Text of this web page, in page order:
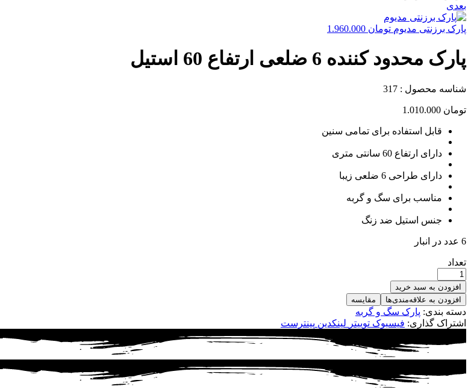
بعدی
پارک برزنتی مدیوم تومان
پارک محدود کننده 6 ضلعی ارتفاع 60 استیل
شناسه محصول : 317
تومان
قابل استفاده برای تمامی سنین
دارای ارتفاع 60 سانتی متری
دارای طراحی 6 ضلعی زیبا
مناسب برای سگ و گربه
جنس استیل ضد زنگ
6 عدد در انبار
تعداد
افزودن به سبد خرید
افزودن به علاقه‌مندی‌ها
مقایسه
دسته بندی: پارک سگ و گربه
اشتراک گذاری: فیسبوک توییتر لینکدین پینترست